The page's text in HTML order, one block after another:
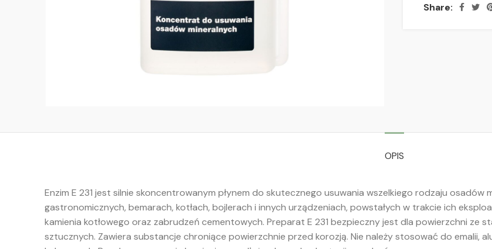
Share:
OPIS
Enzim E 231 jest silnie skoncentrowanym płynem do skutecznego usuwania wszelkiego rodzaju osadów
gastronomicznych, bemarach, kotłach, bojlerach i innych urządzeniach, powstałych w trakcie ich
kamienia kotłowego oraz zabrudzeń cementowych. Preparat E 231 bezpieczny jest dla powierzchni ze
sztucznych. Zawiera substancje chroniące powierzchnie przed korozją. Nie należy stosować do emalii,